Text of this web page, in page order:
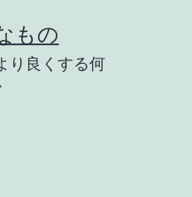
もの
り良くする何